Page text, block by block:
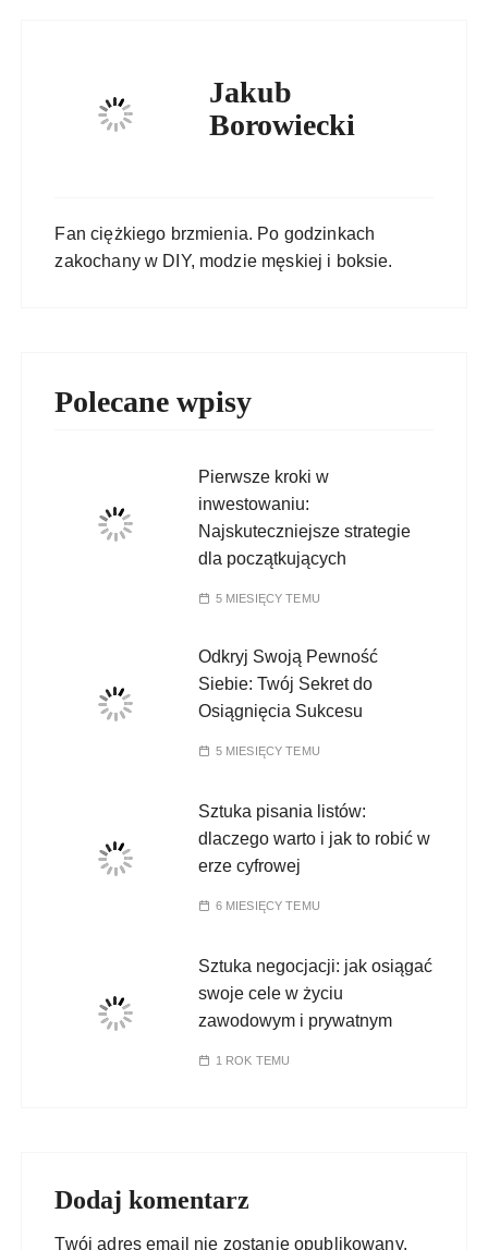
Jakub
Borowiecki
Fan ciężkiego brzmienia. Po godzinkach
zakochany w DIY, modzie męskiej i boksie.
Polecane wpisy
Pierwsze kroki w
inwestowaniu:
Najskuteczniejsze strategie
dla początkujących
5 MIESIĘCY TEMU
Odkryj Swoją Pewność
Siebie: Twój Sekret do
Osiągnięcia Sukcesu
5 MIESIĘCY TEMU
Sztuka pisania listów:
dlaczego warto i jak to robić w
erze cyfrowej
6 MIESIĘCY TEMU
Sztuka negocjacji: jak osiągać
swoje cele w życiu
zawodowym i prywatnym
1 ROK TEMU
Dodaj komentarz
Twój adres email nie zostanie opublikowany.